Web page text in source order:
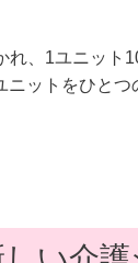
れ、1ユニット
ットをひとつ